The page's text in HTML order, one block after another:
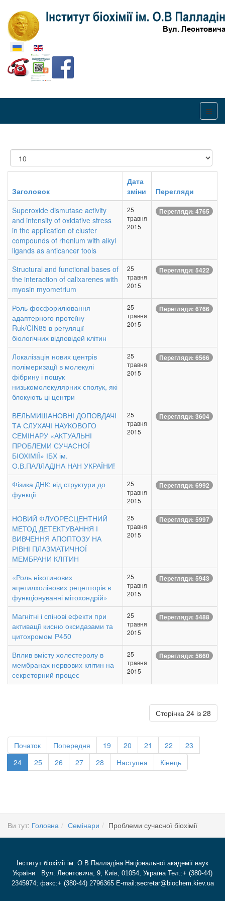
Оберіть свою мову
Показувати
Заголовок
Дата
зміни
Перегляди
Superoxide dismutase activity
and intensity of oxidative stress
in the application of cluster
compounds of rhenium with alkyl
ligands as anticancer tools
25
травня
2015
Перегляди: 4765
Structural and functional bases of
the interaction of calixarenes with
myosin myometrium
25
травня
2015
Перегляди: 5422
Роль фосфорилювання
адаптерного протеїну
Ruk/CIN85 в регуляції
біологічних відповідей клітин
25
травня
2015
Перегляди: 6766
Локалізація нових центрів
полімеризації в молекулі
фібрину і пошук
низькомолекулярних сполук, які
блокують ці центри
25
травня
2015
Перегляди: 6566
ВЕЛЬМИШАНОВНІ ДОПОВДАЧІ
ТА СЛУХАЧІ НАУКОВОГО
СЕМІНАРУ «АКТУАЛЬНІ
ПРОБЛЕМИ СУЧАСНОЇ
БІОХІМІЇ» ІБХ ім.
О.В.ПАЛЛАДІНА НАН УКРАЇНИ!
25
травня
2015
Перегляди: 3604
Фізика ДНК: від структури до
функції
25
травня
2015
Перегляди: 6992
НОВИЙ ФЛУОРЕСЦЕНТНИЙ
МЕТОД ДЕТЕКТУВАННЯ І
ВИВЧЕННЯ АПОПТОЗУ НА
РІВНІ ПЛАЗМАТИЧНОЇ
МЕМБРАНИ КЛІТИН
25
травня
2015
Перегляди: 5997
«Роль нікотинових
ацетилхолінових рецепторів в
функціонуванні мітохондрій»
25
травня
2015
Перегляди: 5943
Магнітні і спінові ефекти при
активації кисню оксидазами та
цитохромом Р450
25
травня
2015
Перегляди: 5488
Вплив вмісту холестеролу в
мембранах нервових клітин на
секреторний процес
25
травня
2015
Перегляди: 5660
Сторінка 24 із 28
Початок Попередня 19 20 21 22
23
24
25 26 27 28 Наступна Кінець
Ви тут: Головна Семінари Проблеми сучасної біохімії
Інститут біохімії ім. О.В Палладіна Національної академії наук
України Вул. Леонтовича, 9, Київ, 01054, Україна Тел.:+ (380-44)
2345974; факс:+ (380-44) 2796365 E-mail:secretar@biochem.kiev.ua